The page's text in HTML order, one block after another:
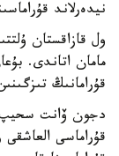
نيدەرلاند
ول قازاقستان
قۇرامانىڭ
دجون ۆانت سحيپ